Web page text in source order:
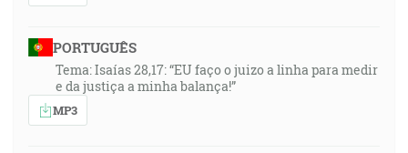
PORTUGUÊS
Tema: Isaías 28,17: “EU faço o juizo a linha para medir
e da justiça a minha balança!”
MP3